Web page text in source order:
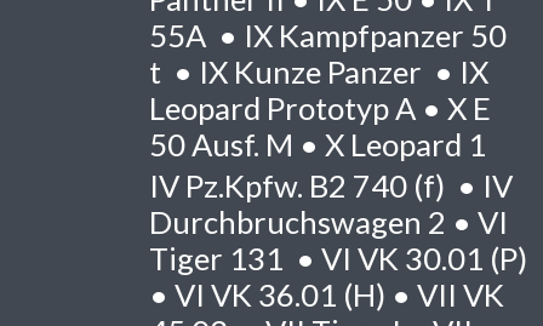
55A • IX Kampfpanzer 50
t • IX Kunze Panzer • IX
Leopard Prototyp A • X E
50 Ausf. M • X Leopard 1
IV Pz.Kpfw. B2 740 (f) • IV
Durchbruchswagen 2 • VI
Tiger 131 • VI VK 30.01 (P)
• VI VK 36.01 (H) • VII VK